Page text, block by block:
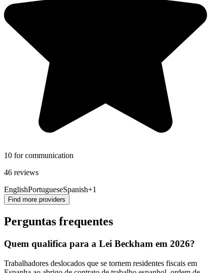
10 for communication
46 reviews
EnglishPortugueseSpanish+1
Find more providers
Perguntas frequentes
Quem qualifica para a Lei Beckham em 2026?
Trabalhadores deslocados que se tornem residentes fiscais em